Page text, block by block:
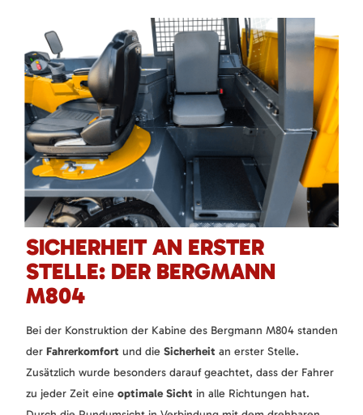
SICHERHEIT AN ERSTER
STELLE: DER BERGMANN
M804
Bei der Konstruktion der Kabine des Bergmann M804 standen
der Fahrerkomfort und die Sicherheit an erster Stelle.
Zusätzlich wurde besonders darauf geachtet, dass der Fahrer
zu jeder Zeit eine optimale Sicht in alle Richtungen hat.